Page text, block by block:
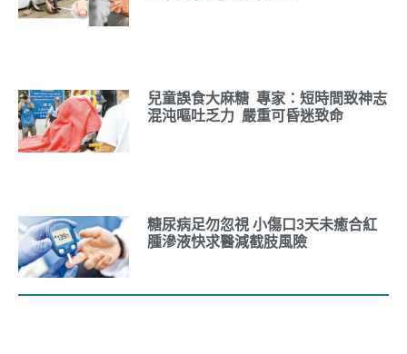
兒童誤食大麻糖 專家：短時間致神志
混沌嘔吐乏力 嚴重可昏迷致命
糖尿病足勿忽視 小傷口3天未癒合紅
腫滲液快求醫減截肢風險